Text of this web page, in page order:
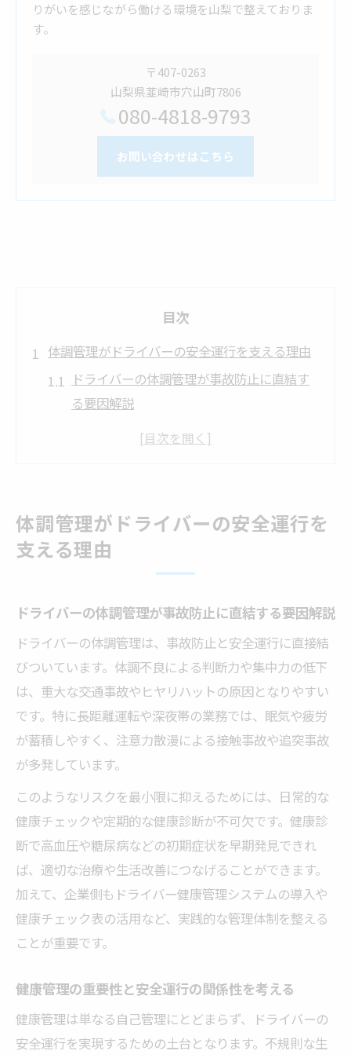
りがいを感じながら働ける環境を山梨で整えておりま
す。
〒407-0263
山梨県韮崎市穴山町7806
080-4818-9793
お問い合わせはこちら
目次
体調管理がドライバーの安全運行を支える理由
ドライバーの体調管理が事故防止に直結す
る要因解説
健康管理の重要性と安全運行の関係性を考
健康管理マニュアルで守るドライバーの安
全意識
を検証
日常の健康チェックで事故リスク低減へ
ドライバー健康チェック表の活用ポイント
を解説
日々のチェックで見逃せない体調管理のコ
ツとは
健康管理システムを活かした事故予防の取
り組み
ドライバーの日常点呼と健康確認の実践的
手順
チェック表を使った異常値発見の対応法を
紹介
健康診断義務と年2回健診のポイント解説
ドライバー健康診断義務の基準と法令対応
やすく解説
体調管理がドライバーの安全運行を
支える理由
ドライバーの体調管理が事故防止に直結する要因解説
ドライバーの体調管理は、事故防止と安全運行に直接結
びついています。体調不良による判断力や集中力の低下
は、重大な交通事故やヒヤリハットの原因となりやすい
です。特に長距離運転や深夜帯の業務では、眠気や疲労
が蓄積しやすく、注意力散漫による接触事故や追突事故
が多発しています。
このようなリスクを最小限に抑えるためには、日常的な
健康チェックや定期的な健康診断が不可欠です。健康診
断で高血圧や糖尿病などの初期症状を早期発見できれ
ば、適切な治療や生活改善につなげることができます。
加えて、企業側もドライバー健康管理システムの導入や
健康チェック表の活用など、実践的な管理体制を整える
ことが重要です。
健康管理の重要性と安全運行の関係性を考える
健康管理は単なる自己管理にとどまらず、ドライバーの
安全運行を実現するための土台となります。不規則な生